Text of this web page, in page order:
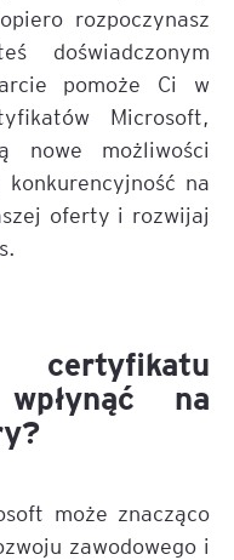
rozpoczynasz
pomoże Ci w
Microsoft,
nowe możliwości
na
oferty i rozwijaj
na
może znacząco
zawodowego i